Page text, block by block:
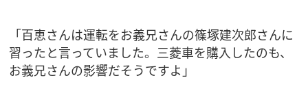
「百恵さんは運転をお義兄さんの篠塚建次郎さんに
習ったと言っていました。三菱車を購入したのも、
お義兄さんの影響だそうですよ」